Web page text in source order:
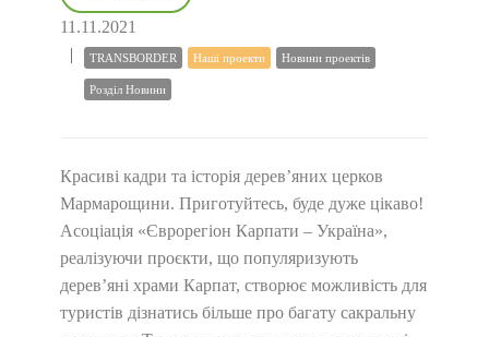
11.11.2021
TRANSBORDER Наші проекти Новини проектів
Розділ Новини
Красиві кадри та історія дерев’яних церков
Мармарощини. Приготуйтесь, буде дуже цікаво!
Асоціація «Єврорегіон Карпати – Україна»,
реалізуючи проєкти, що популяризують
дерев’яні храми Карпат, створює можливість для
туристів дізнатись більше про багату сакральну